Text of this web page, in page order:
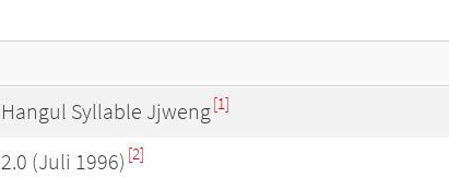
Hangul Syllable Jjweng[1]
2.0 (Juli 1996) [2]